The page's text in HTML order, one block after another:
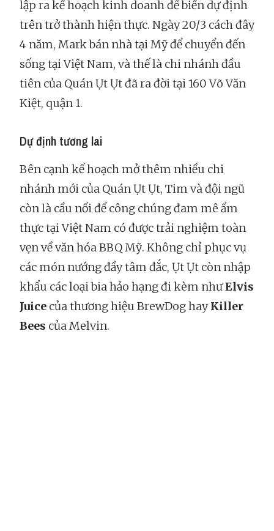
lập ra kế hoạch kinh doanh để biến dự định
trên trở thành hiện thực. Ngày 20/3 cách đây
4 năm, Mark bán nhà tại Mỹ để chuyển đến
sống tại Việt Nam, và thế là chi nhánh đầu
tiên của Quán Ụt Ụt đã ra đời tại 160 Võ Văn
Kiệt, quận 1.
Dự định tương lai
Bên cạnh kế hoạch mở thêm nhiều chi
nhánh mới của Quán Ụt Ụt, Tim và đội ngũ
còn là cầu nối để công chúng đam mê ẩm
thực tại Việt Nam có được trải nghiệm toàn
vẹn về văn hóa BBQ Mỹ. Không chỉ phục vụ
các món nướng đầy tâm đắc, Ụt Ụt còn nhập
khẩu các loại bia hảo hạng đi kèm nhưElvis
Juice của thương hiệu BrewDog hayKiller
Bees của Melvin.